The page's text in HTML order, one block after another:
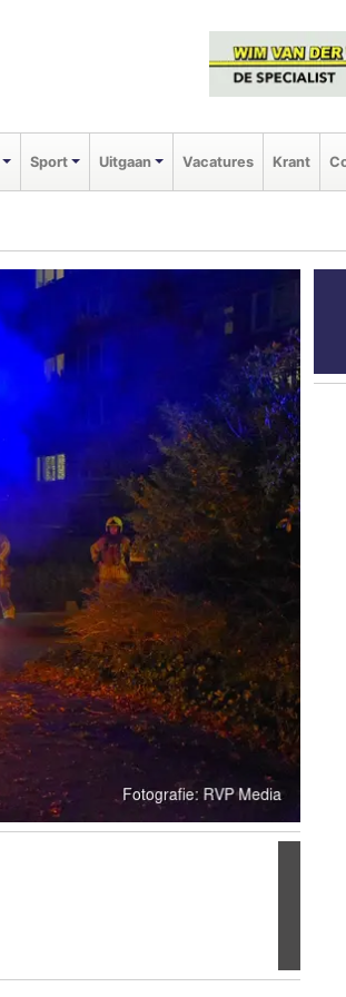
Sport Uitgaan Vacatures Krant